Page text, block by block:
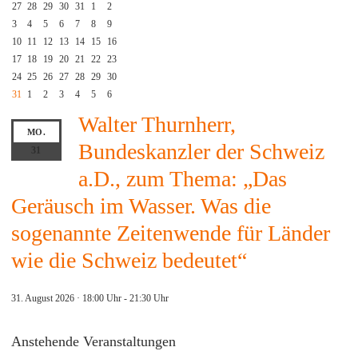
27 28 29 30 31 1
2
3
4 5 6 7 8
9
10 11 12 13 14 15
16
17 18 19 20 21 22 23
24 25 26 27 28 29 30
31 1 2 3 4 5 6
MO.
Walter Thurnherr,
Bundeskanzler der Schweiz
a.D., zum Thema: „Das
Geräusch im Wasser. Was die
sogenannte Zeitenwende für Länder
wie die Schweiz bedeutet“
31. August 2026 · 18:00 Uhr - 21:30 Uhr
Anstehende Veranstaltungen